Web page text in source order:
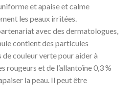
et apaise et calme
les peaux irritées.
avec des dermatologues,
contient des particules
couleur verte pour aider à
rougeurs et de l’allantoïne 0,3 %
la peau. Il peut être